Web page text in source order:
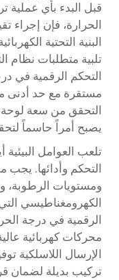
قبل البدء بأي عملية
الحرارة، فإن
البنية التحتية
تلبية متطلبات نظام
التحكم الرقمية في
مستقرة مع حد أدنى
التحقق من سعة لوحة
يصبح أمراً حاسماً
تلعب العوامل
التحكم وأدائها.
ومستويات الرطوبة،
الكهرومغناطيسي
الرقمية في درجة
محركات كهربائية
الإرسال اللاسلكية
تركيب بديلة لضمان